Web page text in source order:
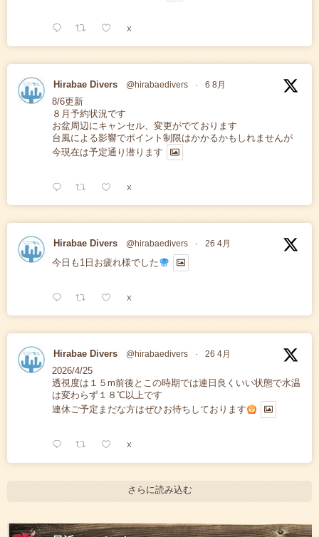
X
Hirabae Divers @hirabaedivers · 6 8月
8/6更新
８月予約状況です
お盆周辺にキャンセル、変更がでております
台風による影響でポイント制限はかかるかもしれませんが
今現在は予定通り潜ります
X
Hirabae Divers @hirabaedivers · 26 4月
今日も1日お疲れ様でした
X
Hirabae Divers @hirabaedivers · 26 4月
2026/4/25
透視度は１５m前後とこの時期では連日良くいい状態で水温
は変わらず１８℃以上です
連休ご予定まだな方はぜひお待ちしております
X
さらに読み込む